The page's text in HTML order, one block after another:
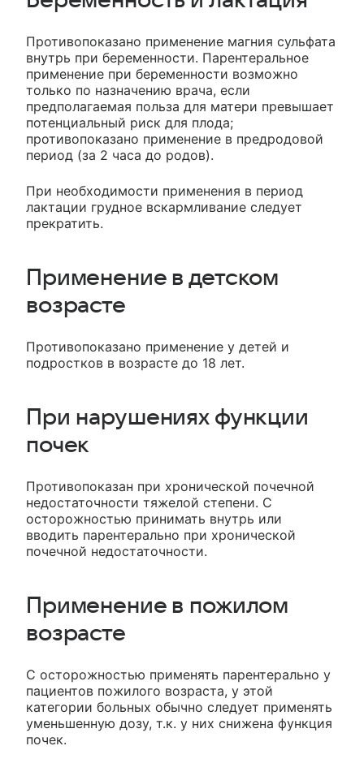
Противопоказано применение магния сульфата
внутрь при беременности. Парентеральное
применение при беременности возможно
только по назначению врача, если
предполагаемая польза для матери превышает
потенциальный риск для плода;
противопоказано применение в предродовой
период (за 2 часа до родов).
При необходимости применения в период
лактации грудное вскармливание следует
прекратить.
Применение в детском
возрасте
Противопоказано применение у детей и
подростков в возрасте до 18 лет.
При нарушениях функции
почек
Противопоказан при хронической почечной
недостаточности тяжелой степени. C
осторожностью принимать внутрь или
вводить парентерально при хронической
почечной недостаточности.
Применение в пожилом
возрасте
С осторожностью применять парентерально у
пациентов пожилого возраста, у этой
категории больных обычно следует применять
уменьшенную дозу, т.к. у них снижена функция
почек.